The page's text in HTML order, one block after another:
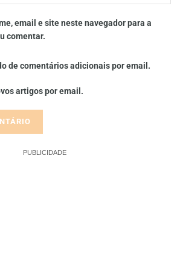
email e site neste navegador para a
comentar.
de comentários adicionais por email.
artigos por email.
PUBLICIDADE